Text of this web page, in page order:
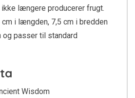
længere producerer frugt.
cm i længden, 7,5 cm i bredden
og passer til standard
Wisdom